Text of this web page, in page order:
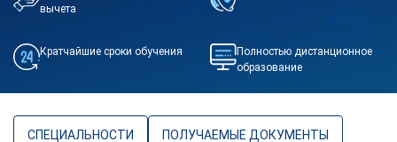
вычета
Кратчайшие сроки обучения
Полностью дистанционное
образование
СПЕЦИАЛЬНОСТИ ПОЛУЧАЕМЫЕ ДОКУМЕНТЫ